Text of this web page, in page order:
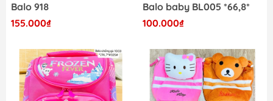
Balo 918
155.000₫
Balo baby BL005 *66,8*
100.000₫